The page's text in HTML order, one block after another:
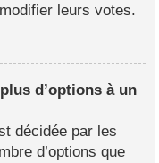
leurs votes.
d’options à un
décidée par les
d’options que